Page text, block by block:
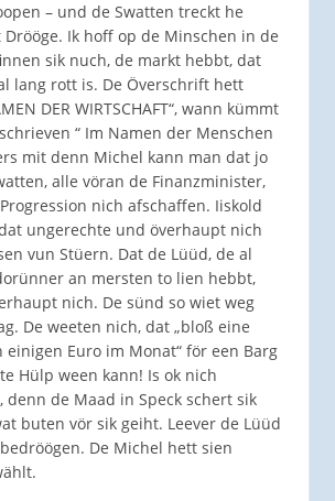
– und de Swatten treckt he
Ik hoff op de Minschen in de
sik nuch, de markt hebbt, dat
lang rott is. De Överschrift hett
DER WIRTSCHAFT“, wann kümmt
“ Im Namen der Menschen
mit denn Michel kann man dat jo
alle vöran de Finanzminister,
nich afschaffen. Iiskold
ungerechte und överhaupt nich
vun Stüern. Dat de Lüüd, de al
an mersten to lien hebbt,
nich. De sünd so wiet weg
De weeten nich, dat „bloß eine
einigen Euro im Monat“ för een Barg
Hülp ween kann! Is ok nich
de Maad in Speck schert sik
buten vör sik geiht. Leever de Lüüd
De Michel hett sien